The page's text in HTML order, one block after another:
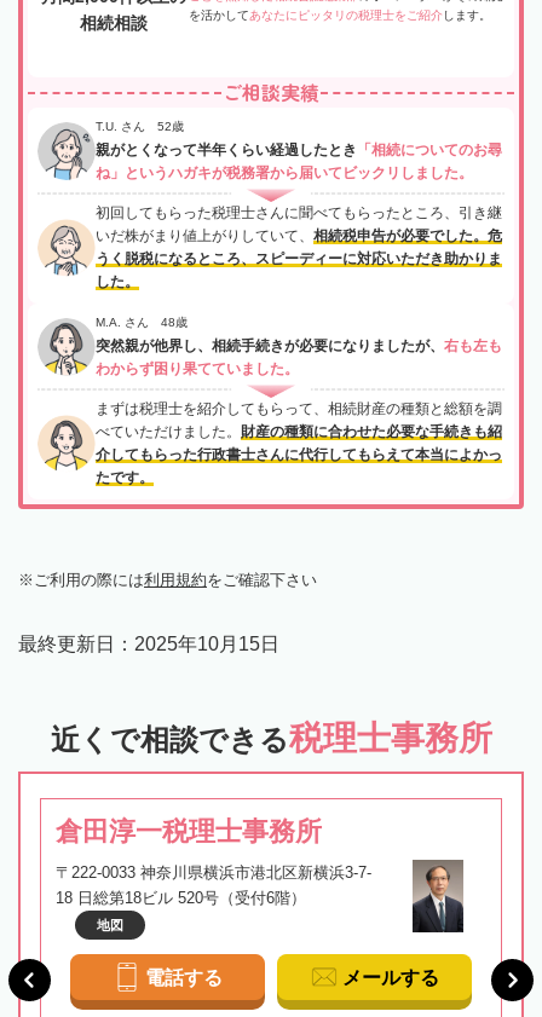
相続相談
を活かしてあなたにピッタリの税理士をご紹介 します。
ご相談実績
T.U. さん 52歳
親がとくなって半年くらい経過したとき
「相続についてのお尋
ね」というハガキが税務署から届いてビックリしました。
初回してもらった税理士さんに聞べてもらったところ、引き継
いだ株がまり値上がりしていて、 相続税申告が必要でした。危
うく脱税になるところ、スピーディーに対応いただき助かりま
した。
M.A. さん 48歳
突然親が他界し、相続手続きが必要になりましたが、 右も左も
わからず困り果てていました。
まずは税理士を紹介してもらって、相続財産の種類と総額を調
べていただけました。 財産の種類に合わせた必要な手続きも紹
介してもらった行政書士さんに代行してもらえて本当によかっ
たです。
ご利用の際には利用規約をご確認下さい
最終更新日： 2025年10月15日
近くで相談できる税理士事務所
倉田淳一税理士事務所
〒222-0033 神奈川県横浜市港北区新横浜3-7-
18 日総第18ビル 520号（受付6階）
地図
電話する メールする